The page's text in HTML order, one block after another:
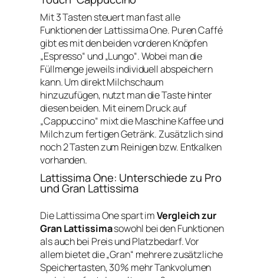
Mit 3 Tasten steuert man fast alle
Funktionen der Lattissima One. Puren Caffé
gibt es mit den beiden vorderen Knöpfen
„Espresso“ und „Lungo“. Wobei man die
Füllmenge jeweils individuell abspeichern
kann. Um direkt Milchschaum
hinzuzufügen, nutzt man die Taste hinter
diesen beiden. Mit einem Druck auf
„Cappuccino“ mixt die Maschine Kaffee und
Milch zum fertigen Getränk. Zusätzlich sind
noch 2 Tasten zum Reinigen bzw. Entkalken
vorhanden.
Lattissima One: Unterschiede zu Pro
und Gran Lattissima
Die Lattissima One spart imVergleich zur
Gran Lattissimasowohl bei den Funktionen
als auch bei Preis und Platzbedarf. Vor
allem bietet die „Gran“ mehrere zusätzliche
Speichertasten, 30% mehr Tankvolumen